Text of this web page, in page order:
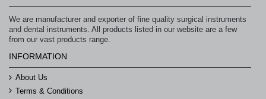
We are manufacturer and exporter of fine quality surgical instruments
and dental instruments. All products listed in our website are a few
from our vast products range.
INFORMATION
About Us
Terms & Conditions